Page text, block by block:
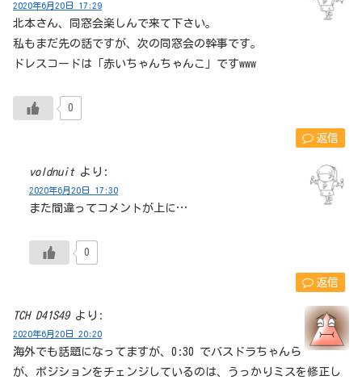
2020年6月20日 17:29
北本さん、同窓会楽しんで来て下さい。
私もまだ先の話ですが、次の同窓会の幹事です。
ドレスコードは「赤いちゃんちゃんこ」ですwww
0
返信
voldnuit より:
2020年6月20日 17:30
また間違ってコメントが上に…
0
返信
TCH D41S49 より:
2020年6月20日 20:20
海外でも話題になってますが、0:30 でバスドラちゃんら
が、ポジションをチェンジしているのは、うっかりミスを修正し